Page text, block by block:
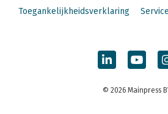
Toegankelijkheidsverklaring
© 2026 Mainpress